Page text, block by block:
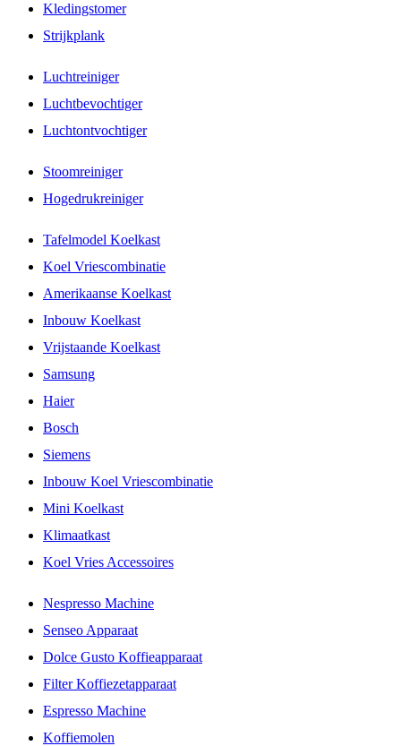
Kledingstomer
Strijkplank
Luchtreiniger
Luchtbevochtiger
Luchtontvochtiger
Stoomreiniger
Hogedrukreiniger
Tafelmodel Koelkast
Koel Vriescombinatie
Amerikaanse Koelkast
Inbouw Koelkast
Vrijstaande Koelkast
Samsung
Haier
Bosch
Siemens
Inbouw Koel Vriescombinatie
Mini Koelkast
Klimaatkast
Koel Vries Accessoires
Nespresso Machine
Senseo Apparaat
Dolce Gusto Koffieapparaat
Filter Koffiezetapparaat
Espresso Machine
Koffiemolen